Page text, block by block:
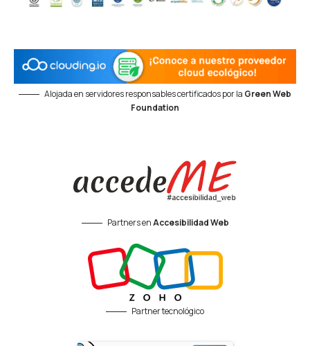
Alojada en servidores responsables certificados por la Green Web
Foundation
Partners enAccesibilidad Web
Partner tecnológico